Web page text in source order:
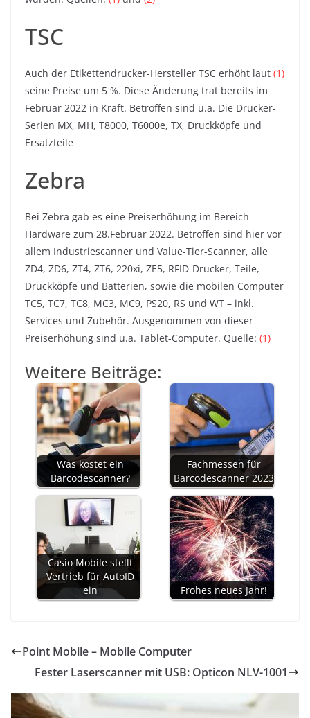
TSC
Auch der Etikettendrucker-Hersteller TSC erhöht laut (1)
seine Preise um 5 %. Diese Änderung trat bereits im
Februar 2022 in Kraft. Betroffen sind u.a. Die Drucker-
Serien MX, MH, T8000, T6000e, TX, Druckköpfe und
Ersatzteile
Zebra
Bei Zebra gab es eine Preiserhöhung im Bereich
Hardware zum 28.Februar 2022. Betroffen sind hier vor
allem Industriescanner und Value-Tier-Scanner, alle
ZD4, ZD6, ZT4, ZT6, 220xi, ZE5, RFID-Drucker, Teile,
Druckköpfe und Batterien, sowie die mobilen Computer
TC5, TC7, TC8, MC3, MC9, PS20, RS und WT – inkl.
Services und Zubehör. Ausgenommen von dieser
Preiserhöhung sind u.a. Tablet-Computer. Quelle: (1)
Weitere Beiträge:
Was kostet ein
Barcodescanner?
Fachmessen für
Barcodescanner 2023
Casio Mobile stellt
Vertrieb für AutoID
ein
Frohes neues Jahr!
Point Mobile – Mobile Computer
Fester Laserscanner mit USB: Opticon NLV-1001